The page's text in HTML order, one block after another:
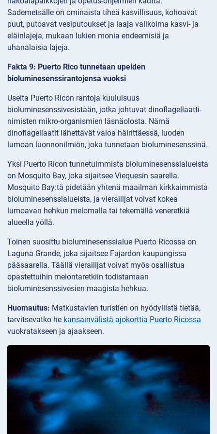
Sademetsälle on ominaista tiheä kasvillisuus, kohoavat
puut, putoavat vesiputoukset ja laaja valikoima kasvi- ja
eläinlajeja, mukaan lukien monia endeemisiä ja
uhanalaisia lajeja.
Fakta 9: Puerto Rico tunnetaan upeiden
bioluminesenssirantojensa vuoksi
Useita Puerto Ricon rantoja kuuluisuus
bioluminesenssivesistään, jotka johtuvat dinoflagellaatti-
nimisten mikro-organismien läsnäolosta. Nämä
dinoflagellaatit lähettävät valoa häirittäessä, luoden
lumoan luonnonilmiön, joka tunnetaan bioluminesenssinä.
Yksi Puerto Ricon tunnetuimmista bioluminesenssialueista
on Mosquito Bay, joka sijaitsee Viequesin saarella.
Mosquito Bay:tä pidetään yhtenä maailman kirkkaimmista
bioluminesenssialueista, ja vierailijat voivat kokea
lumoavan hehkun melomalla tai tekemällä veneretkiä
alueella yöllä.
Toinen suosittu bioluminesenssialue Puerto Ricossa on
Laguna Grande, joka sijaitsee Fajardon kaupungissa
pääsaarella. Täällä vierailijat voivat myös osallistua
opastettuihin melontaretkiin todistamaan
bioluminesenssivesien maagista hehkua.
Huomautus: Matkustavien turistien on hyödyllistä tietää,
tarvitsevatko he kansainvälistä ajokorttia Puerto Ricossa
vuokratakseen ja ajaakseen.